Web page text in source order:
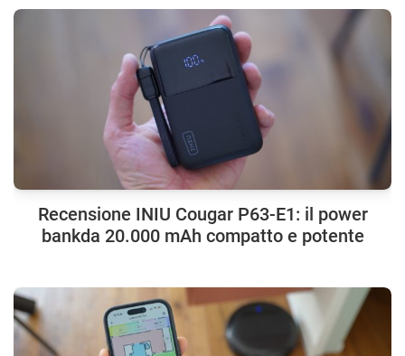
Recensione INIU Cougar P63-E1: il power
bankda 20.000 mAh compatto e potente